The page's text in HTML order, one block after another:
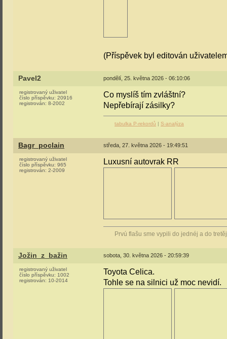
(Příspěvek byl editován
Pavel2 pondělí, 25. května 2026 - 06:10:06
registrovaný uživatel
číslo příspěvku: 20916
registrován: 8-2002
Co myslíš tím zvláštní?
Nepřebírají zásilky?
tabulka P-rekordů | S-analýza
Bagr_poclain středa, 27. května 2026 - 19:49:51
registrovaný uživatel
číslo příspěvku: 965
registrován: 2-2009
Luxusní autovrak RR
Prvú flašu sme vypili do jednéj a do
Jožin_z_bažin sobota, 30. května 2026 - 20:59:39
registrovaný uživatel
číslo příspěvku: 1002
registrován: 10-2014
Toyota Celica.
Tohle se na silnici už moc nevidí.